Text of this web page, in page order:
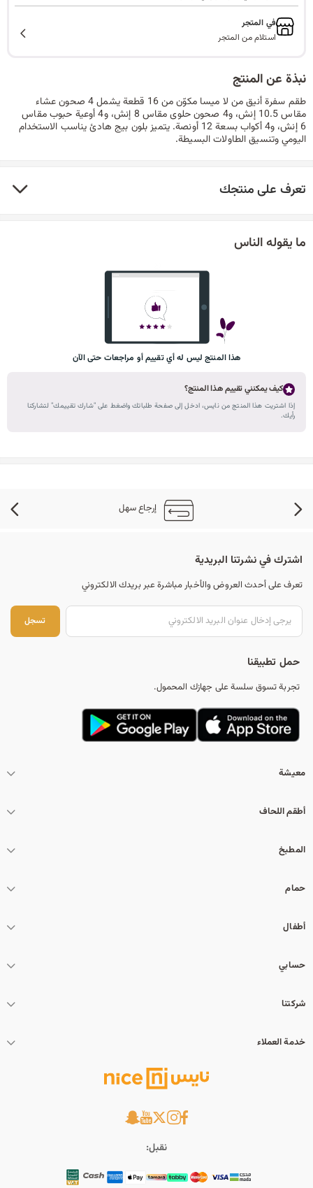
في المتجر
استلام من المتجر
نبذة عن المنتج
طقم سفرة أنيق من لا ميسا مكوّن من 16 قطعة يشمل 4 صحون عشاء
مقاس 10.5 إنش، و4 صحون حلوى مقاس 8 إنش، و4 أوعية حبوب مقاس
6 إنش، و4 أكواب بسعة 12 أونصة. يتميز بلون بيج هادئ يناسب الاستخدام
اليومي وتنسيق الطاولات البسيطة.
تعرف على منتجك
ما يقوله الناس
هذا المنتج ليس له أي تقييم أو مراجعات حتى الآن
كيف يمكنني تقييم هذا المنتج؟
إذا اشتريت هذا المنتج من نايس، ادخل إلى صفحة طلباتك واضغط على "شارك تقييمك" لتشاركنا
رأيك.
إرجاع سهل
اشترك في نشرتنا البريدية
تعرف على أحدث العروض والأخبار مباشرة عبر بريدك الالكتروني
تسجل
حمل تطبيقنا
تجربة تسوق سلسة على جهازك المحمول.
معيشة
أطقم اللحاف
المطبخ
حمام
أطفال
حسابي
شركتنا
خدمة العملاء
نقبل: